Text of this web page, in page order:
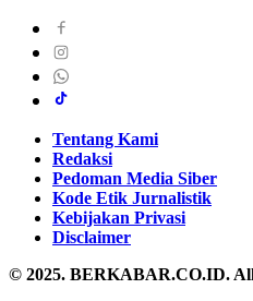
Tentang Kami
Redaksi
Pedoman Media Siber
Kode Etik Jurnalistik
Kebijakan Privasi
Disclaimer
© 2025. BERKABAR.CO.ID. All